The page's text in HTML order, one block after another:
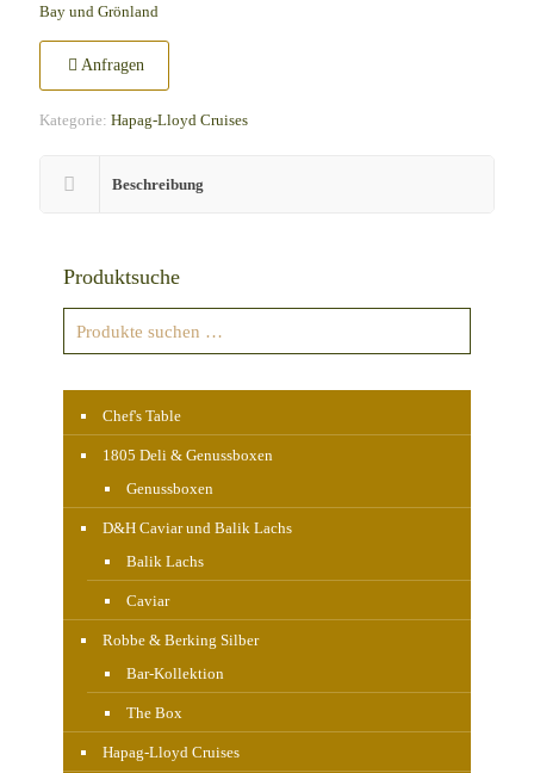
Bay und Grönland
Anfragen
Kategorie: Hapag-Lloyd Cruises
Beschreibung
Produktsuche
Chef's Table
1805 Deli & Genussboxen
Genussboxen
D&H Caviar und Balik Lachs
Balik Lachs
Caviar
Robbe & Berking Silber
Bar-Kollektion
The Box
Hapag-Lloyd Cruises